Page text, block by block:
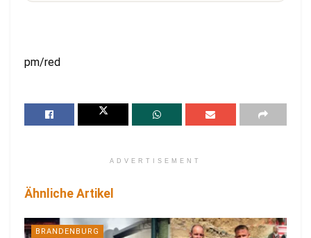
pm/red
ADVERTISEMENT
Ähnliche Artikel
BRANDENBURG